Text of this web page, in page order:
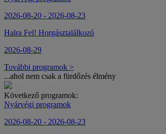
2026-08-20 - 2026-08-23
Halra Fel! Horgásztalálkozó
2026-08-29
További programok >
...ahol nem csak a fürdőzés élmény
Következő programok:
Nyárvégi programok
2026-08-20 - 2026-08-23